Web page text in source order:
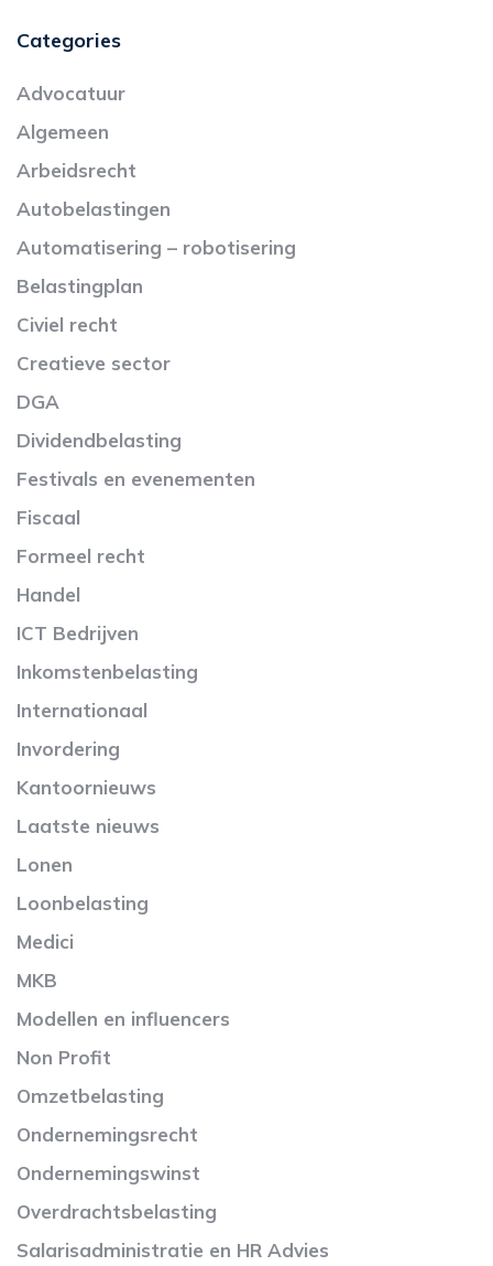
Categories
Advocatuur
Algemeen
Arbeidsrecht
Autobelastingen
Automatisering – robotisering
Belastingplan
Civiel recht
Creatieve sector
DGA
Dividendbelasting
Festivals en evenementen
Fiscaal
Formeel recht
Handel
ICT Bedrijven
Inkomstenbelasting
Internationaal
Invordering
Kantoornieuws
Laatste nieuws
Lonen
Loonbelasting
Medici
MKB
Modellen en influencers
Non Profit
Omzetbelasting
Ondernemingsrecht
Ondernemingswinst
Overdrachtsbelasting
Salarisadministratie en HR Advies